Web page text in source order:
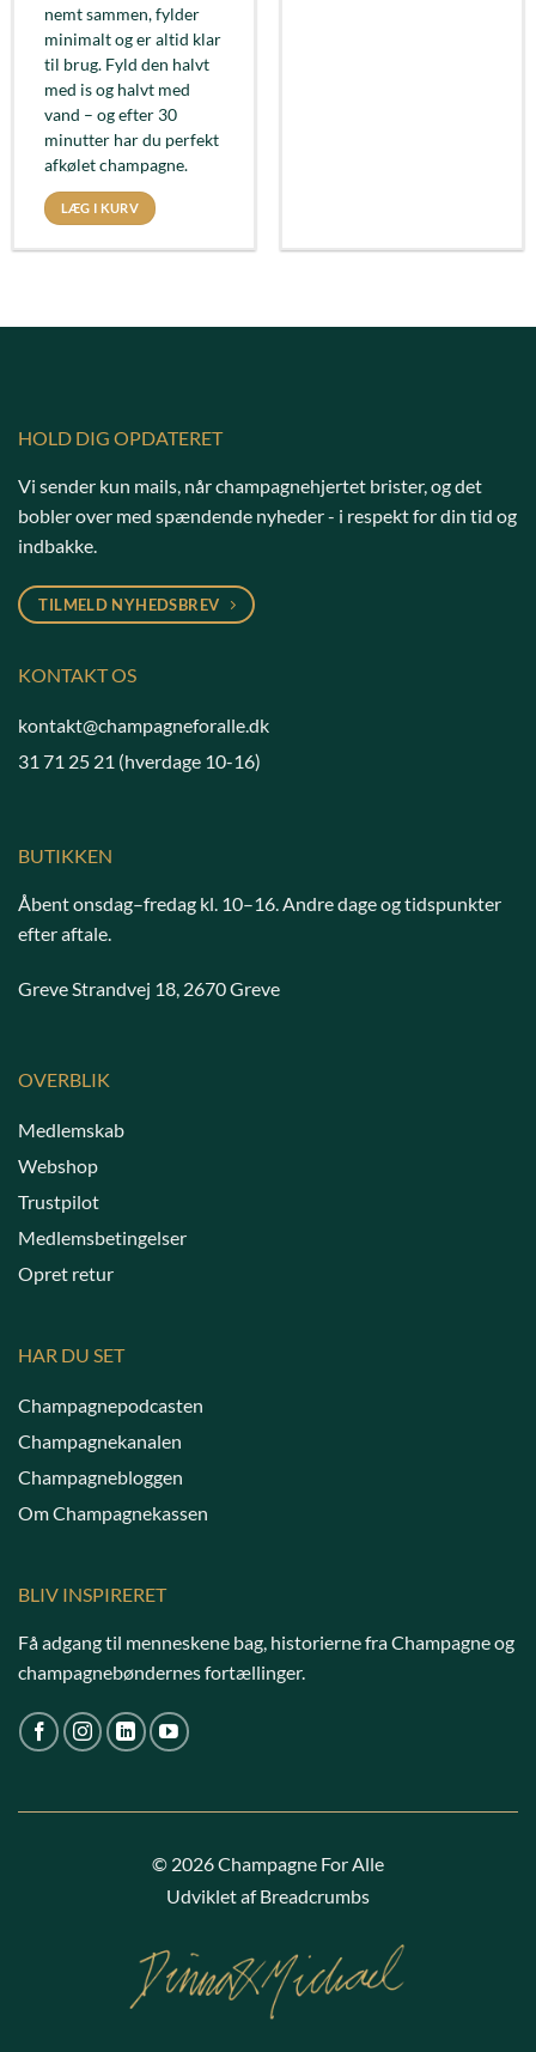
nemt sammen, fylder
minimalt og er altid klar
til brug. Fyld den halvt
med is og halvt med
vand – og efter 30
minutter har du perfekt
afkølet champagne.
LÆG I KURV
HOLD DIG OPDATERET
Vi sender kun mails, når champagnehjertet brister, og det
bobler over med spændende nyheder - i respekt for din tid og
indbakke.
TILMELD NYHEDSBREV
KONTAKT OS
kontakt@champagneforalle.dk
31 71 25 21 (hverdage 10-16)
BUTIKKEN
Åbent onsdag–fredag kl. 10–16. Andre dage og tidspunkter
efter aftale.
Greve Strandvej 18, 2670 Greve
OVERBLIK
Medlemskab
Webshop
Trustpilot
Medlemsbetingelser
Opret retur
HAR DU SET
Champagnepodcasten
Champagnekanalen
Champagnebloggen
Om Champagnekassen
BLIV INSPIRERET
Få adgang til menneskene bag, historierne fra Champagne og
champagnebøndernes fortællinger.
© 2026 Champagne For Alle
Udviklet af Breadcrumbs